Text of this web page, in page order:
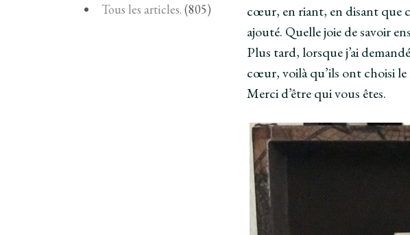
cœur, en riant, en disant que
ajouté. Quelle joie de savoir
Plus tard, lorsque j’ai
cœur, voilà qu’ils ont choisi le
Merci d’être qui vous êtes.
Tous les articles. (805)